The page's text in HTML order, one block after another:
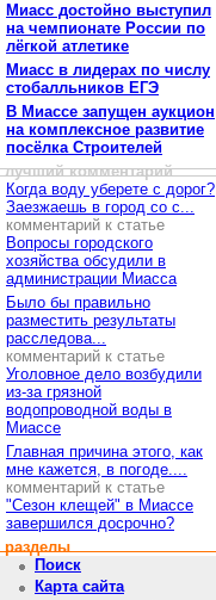
Миасс достойно выступил
на чемпионате России по
лёгкой атлетике
Миасс в лидерах по числу
стобалльников ЕГЭ
В Миассе запущен аукцион
на комплексное развитие
посёлка Строителей
лучший комментарий
Когда воду уберете с дорог?
Заезжаешь в город со с...
комментарий к статье
Вопросы городского
хозяйства обсудили в
администрации Миасса
Было бы правильно
разместить результаты
расследова...
комментарий к статье
Уголовное дело возбудили
из-за грязной
водопроводной воды в
Миассе
Главная причина этого, как
мне кажется, в погоде....
комментарий к статье
"Сезон клещей" в Миассе
завершился досрочно?
разделы
Поиск
Карта сайта